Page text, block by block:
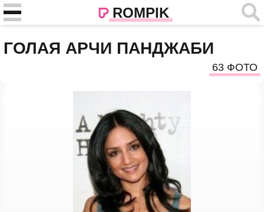
ROMPIK
ГОЛАЯ АРЧИ ПАНДЖАБИ
63 ФОТО